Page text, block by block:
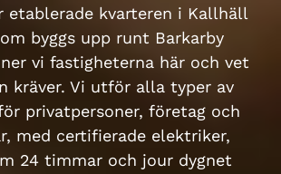
etablerade kvarteren i Kallhäll
byggs upp runt Barkarby
vi fastigheterna här och vet
kräver. Vi utför alla typer av
privatpersoner, företag och
med certifierade elektriker,
24 timmar och jour dygnet